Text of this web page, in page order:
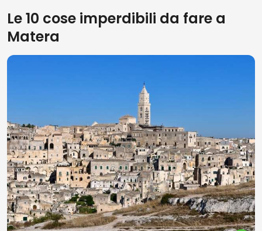
Le 10 cose imperdibili da fare a
Matera